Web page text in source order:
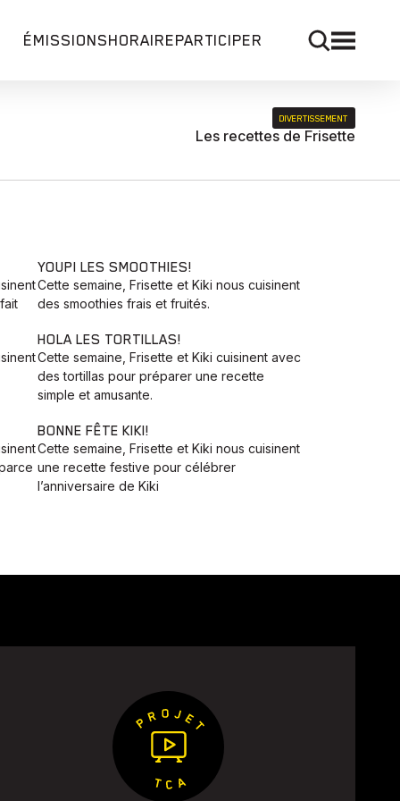
ÉMISSIONSHORAIREPARTICIPER
DIVERTISSEMENT
Les recettes de Frisette
YOUPI LES SMOOTHIES!
Cette semaine, Frisette et Kiki nous cuisinent
des smoothies frais et fruités.
HOLA LES TORTILLAS!
Cette semaine, Frisette et Kiki cuisinent avec
des tortillas pour préparer une recette
simple et amusante.
BONNE FÊTE KIKI!
Cette semaine, Frisette et Kiki nous cuisinent
une recette festive pour célébrer
l’anniversaire de Kiki